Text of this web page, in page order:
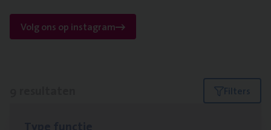
Volg ons op instagram
Filters